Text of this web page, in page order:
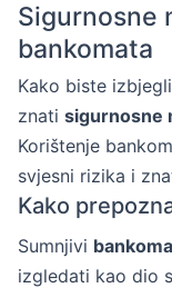
Sigurnosne
bankomata
Kako biste
znati sigurnosne
Korištenje
svjesni rizika i
Kako
Sumnjivi
izgledati kao dio